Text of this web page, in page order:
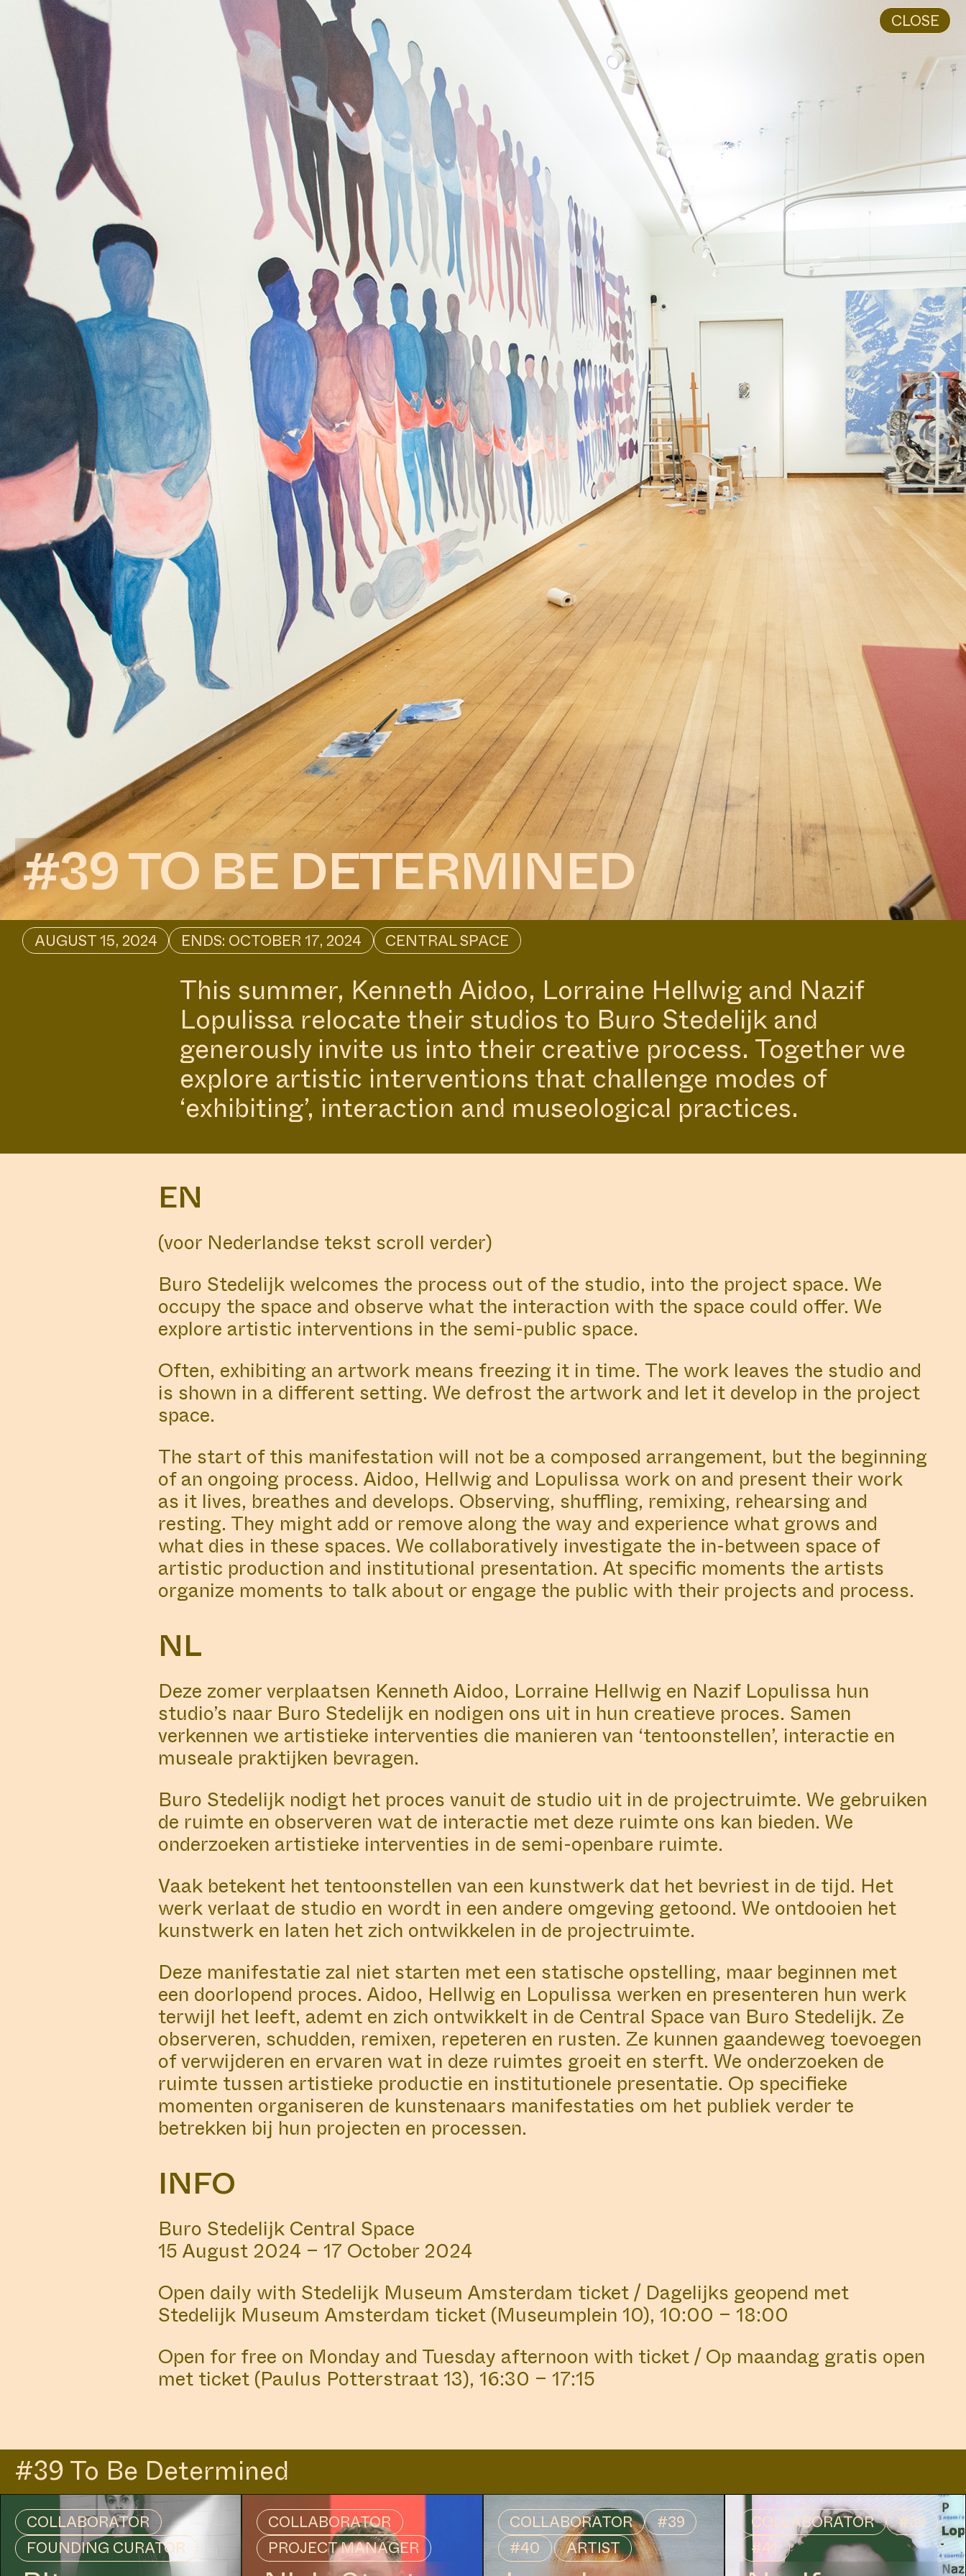
CLOSE
#39 TO BE DETERMINED
AUGUST 15, 2024 ENDS: OCTOBER 17, 2024 CENTRAL SPACE
This summer, Kenneth Aidoo, Lorraine Hellwig and Nazif
Lopulissa relocate their studios to Buro Stedelijk and
generously invite us into their creative process. Together we
explore artistic interventions that challenge modes of
‘exhibiting’, interaction and museological practices.
EN
(voor Nederlandse tekst scroll verder)
Buro Stedelijk welcomes the process out of the studio, into the project space. We
occupy the space and observe what the interaction with the space could offer. We
explore artistic interventions in the semi-public space.
Often, exhibiting an artwork means freezing it in time. The work leaves the studio and
is shown in a different setting. We defrost the artwork and let it develop in the project
space.
The start of this manifestation will not be a composed arrangement, but the beginning
of an ongoing process. Aidoo, Hellwig and Lopulissa work on and present their work
as it lives, breathes and develops. Observing, shuffling, remixing, rehearsing and
resting. They might add or remove along the way and experience what grows and
what dies in these spaces. We collaboratively investigate the in-between space of
artistic production and institutional presentation. At specific moments the artists
organize moments to talk about or engage the public with their projects and process.
NL
Deze zomer verplaatsen Kenneth Aidoo, Lorraine Hellwig en Nazif Lopulissa hun
studio’s naar Buro Stedelijk en nodigen ons uit in hun creatieve proces. Samen
verkennen we artistieke interventies die manieren van ‘tentoonstellen’, interactie en
museale praktijken bevragen.
Buro Stedelijk nodigt het proces vanuit de studio uit in de projectruimte. We gebruiken
de ruimte en observeren wat de interactie met deze ruimte ons kan bieden. We
onderzoeken artistieke interventies in de semi-openbare ruimte.
Vaak betekent het tentoonstellen van een kunstwerk dat het bevriest in de tijd. Het
werk verlaat de studio en wordt in een andere omgeving getoond. We ontdooien het
kunstwerk en laten het zich ontwikkelen in de projectruimte.
Deze manifestatie zal niet starten met een statische opstelling, maar beginnen met
een doorlopend proces. Aidoo, Hellwig en Lopulissa werken en presenteren hun werk
terwijl het leeft, ademt en zich ontwikkelt in de Central Space van Buro Stedelijk. Ze
observeren, schudden, remixen, repeteren en rusten. Ze kunnen gaandeweg toevoegen
of verwijderen en ervaren wat in deze ruimtes groeit en sterft. We onderzoeken de
ruimte tussen artistieke productie en institutionele presentatie. Op specifieke
momenten organiseren de kunstenaars manifestaties om het publiek verder te
betrekken bij hun projecten en processen.
INFO
Buro Stedelijk Central Space
15 August 2024 – 17 October 2024
Open daily with Stedelijk Museum Amsterdam ticket / Dagelijks geopend met
Stedelijk Museum Amsterdam ticket (Museumplein 10), 10:00 – 18:00
Open for free on Monday and Tuesday afternoon with ticket / Op maandag gratis open
met ticket (Paulus Potterstraat 13), 16:30 – 17:15
#39 To Be Determined
COLLABORATOR
FOUNDING CURATOR
COLLABORATOR
PROJECT MANAGER
COLLABORATOR
#39
#40
ARTIST
COLLABORATOR
#39
#41
IS A PLACE TO DISCOVER
AMSTERDAM’S DYNAMIC AND
FORWARD-THINKING ART SCENE.
VISIT US
MANIFESTATIONS COLLABORATORS ABOUT LOCATIONS LIBRARY
Emily Shin-Jie
MANIFESTATION JANUARY 18, 2025 14:30 – 17:30 STUDIO SPACE
#63 READING GROUP GODDESS